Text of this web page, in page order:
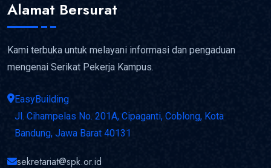
Alamat Bersurat
Kami terbuka untuk melayani informasi dan pengaduan
mengenai Serikat Pekerja Kampus.
EasyBuilding
Jl. Cihampelas No. 201A, Cipaganti, Coblong, Kota
Bandung, Jawa Barat 40131
sekretariat@spk.or.id